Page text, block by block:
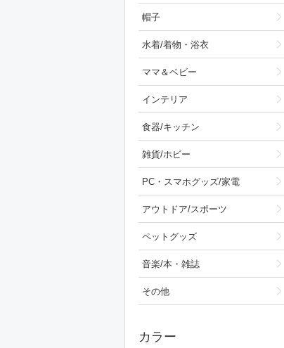
帽子
水着/着物・浴衣
ママ＆ベビー
インテリア
食器/キッチン
雑貨/ホビー
PC・スマホグッズ/家電
アウトドア/スポーツ
ペットグッズ
音楽/本・雑誌
その他
カラー